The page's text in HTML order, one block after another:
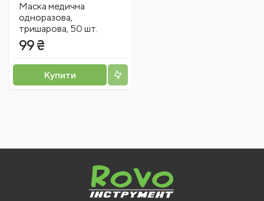
Маска медична
одноразова,
тришарова, 50 шт.
99 ₴
Купити